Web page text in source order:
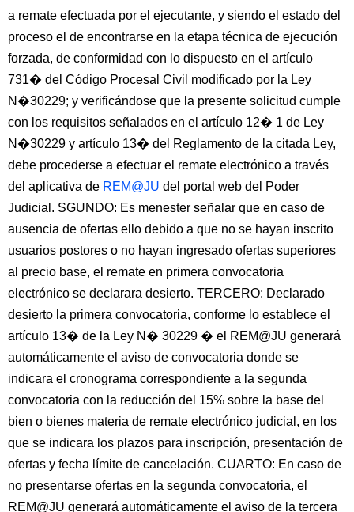
a remate efectuada por el ejecutante, y siendo el estado del
proceso el de encontrarse en la etapa técnica de ejecución
forzada, de conformidad con lo dispuesto en el artículo
731� del Código Procesal Civil modificado por la Ley
N�30229; y verificándose que la presente solicitud cumple
con los requisitos señalados en el artículo 12� 1 de Ley
N�30229 y artículo 13� del Reglamento de la citada Ley,
debe procederse a efectuar el remate electrónico a través
del aplicativa de REM@JU del portal web del Poder
Judicial. SGUNDO: Es menester señalar que en caso de
ausencia de ofertas ello debido a que no se hayan inscrito
usuarios postores o no hayan ingresado ofertas superiores
al precio base, el remate en primera convocatoria
electrónico se declarara desierto. TERCERO: Declarado
desierto la primera convocatoria, conforme lo establece el
artículo 13� de la Ley N� 30229 � el REM@JU generará
automáticamente el aviso de convocatoria donde se
indicara el cronograma correspondiente a la segunda
convocatoria con la reducción del 15% sobre la base del
bien o bienes materia de remate electrónico judicial, en los
que se indicara los plazos para inscripción, presentación de
ofertas y fecha límite de cancelación. CUARTO: En caso de
no presentarse ofertas en la segunda convocatoria, el
REM@JU generará automáticamente el aviso de la tercera